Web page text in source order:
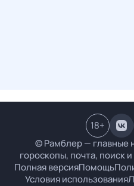
© Рамблер — главные
гороскопы, почта, поиск
Полная версияПомощь
Условия использования
18+